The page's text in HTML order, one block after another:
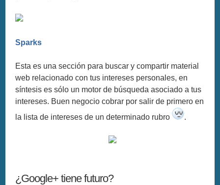
Sparks
Esta es una sección para buscar y compartir material
web relacionado con tus intereses personales, en
síntesis es sólo un motor de búsqueda asociado a tus
intereses. Buen negocio cobrar por salir de primero en
la lista de intereses de un determinado rubro
.
¿Google+ tiene futuro?